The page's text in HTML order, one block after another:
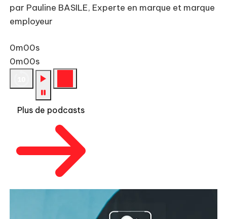
par Pauline BASILE, Experte en marque et marque
employeur
0m00s
0m00s
Plus de podcasts